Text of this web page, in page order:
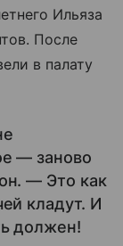
Ильяза
После
в палату
— заново
— Это как
кладут. И
должен!